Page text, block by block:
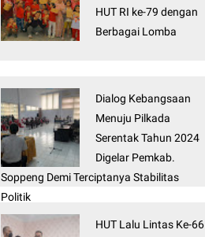
HUT RI ke-79 dengan
Berbagai Lomba
Dialog Kebangsaan
Menuju Pilkada
Serentak Tahun 2024
Digelar Pemkab.
Soppeng Demi Terciptanya Stabilitas
Politik
HUT Lalu Lintas Ke-66